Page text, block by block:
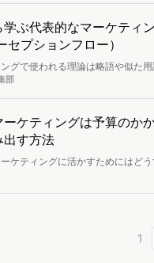
や属性の分析ができるツール「
プランニングを行っているのか、
しました。
学ぶ代表的なマーケティ
セプションフロー）
グで使われる理論は略語や似た
「AIDMA / AISAS」「パーセプ
部
ーケティングは予算のか
出す方法
ケティングに活かすためにはど
」で行われました。ポイント
1